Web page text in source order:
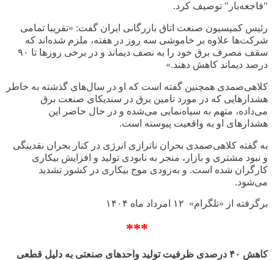
"فاجعه‌بار" توصیف کرد.
رئیس کمیسیون صنعت اتاق بازرگانی ایران گفت: «تقریبا تمامی
شرکت‌ها علاوه بر خاموشی سه روز در هفته، ملزم شده‌اند که
سقف مصرف برق خود را به نصف دیماند و در برخی روزها تا ۹۰
درصد دیماند کاهش دهند.»
کلاهی‌صمدی همچنین گفته است که او در سال‌های گذشته به خاطر
هشدارهایی که در مورد تامین برق در سندیکای صنعت برق
می‌داده، متهم به سیاه‌نمایی می‌شده و در حال حاضر این
هشدارهای او به واقعیت پیوسته است.
به گفته کلاهی‌صمدی بحران ناترازی انرژی در کنار بحران نقدینگی
و نبود مشتری و بازار، منجر به نابودی تولید و افزایش بیکاری
کارگران شده است. و به‌زودی موج بیکاری در کشور تشدید
می‌شود.
برگرفته از «تلگرام» ۱۲ امرداد ماه ۱۴۰۴
***
کاهش ۴۰ درصدی ظرفیت تولید واحد‌های صنعتی به دلیل قطعی